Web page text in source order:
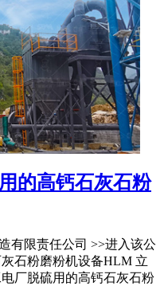
的高钙石灰石粉
有限责任公司 >>进入该公
石粉磨粉机设备HLM 立
厂脱硫用的高钙石灰石粉